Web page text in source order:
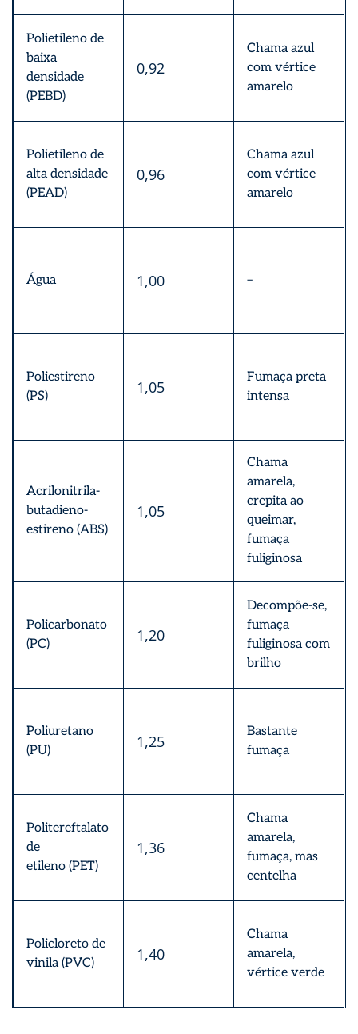
Polietileno de
baixa
densidade
(PEBD)
0,92
Chama azul
com vértice
amarelo
Polietileno de
alta densidade
(PEAD)
0,96
Chama azul
com vértice
amarelo
Água 1,00 –
Poliestireno
(PS)
1,05
Fumaça preta
intensa
Acrilonitrila-
butadieno-
estireno (ABS)
1,05
Chama
amarela,
crepita ao
queimar,
fumaça
fuliginosa
Policarbonato
(PC)
1,20
Decompõe-se,
fumaça
fuliginosa com
brilho
Poliuretano
(PU)
1,25
Bastante
fumaça
Politereftalato
de
etileno (PET)
1,36
Chama
amarela,
fumaça, mas
centelha
Policloreto de
vinila (PVC)
1,40
Chama
amarela,
vértice verde